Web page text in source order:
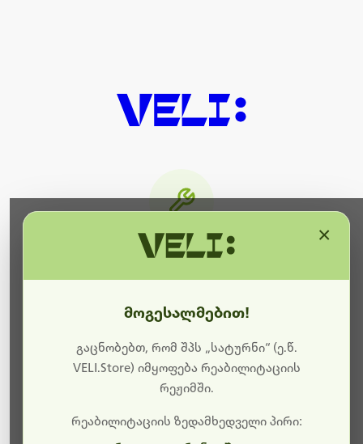
ბოდიშს გიხდით შეფერხებისთვის. ამჟამად
მიმდინარეობს საიტის განახლება და ტექნიკური
სამუშაოები.
მალე ისევ ხელმისაწვდომი იქნება. გმადლობთ
მოგესალმებით!
გაცნობებთ, რომ შპს „სატურნი“ (ე.წ.
VELI.Store) იმყოფება რეაბილიტაციის
რეჟიმში.
რეაბილიტაციის ზედამხედველი პირი:
×